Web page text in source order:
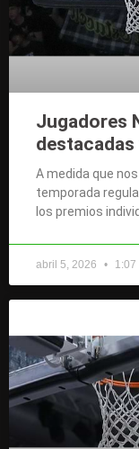
Jugadores
A medida que
temporada
los premios
abril 5, 2026 1:07